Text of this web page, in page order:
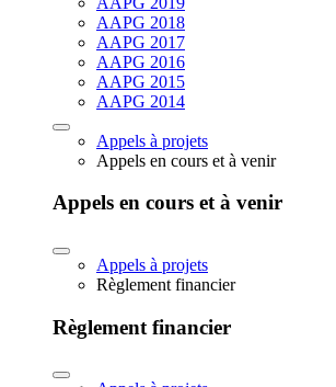
AAPG 2018
AAPG 2017
AAPG 2016
AAPG 2015
AAPG 2014
Appels à projets
Appels en cours et à venir
Appels en cours et à venir
Appels à projets
Règlement financier
Règlement financier